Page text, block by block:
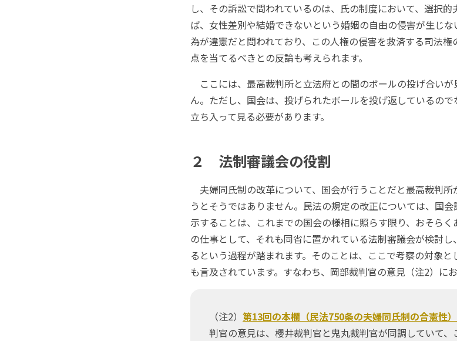
し、その訴訟で問われているのは、氏の制度において、選択
ば、女性差別や結婚できないという婚姻の自由の侵害が生じ
為が違憲だと問われており、この人権の侵害を救済する司法
点を当てるべきとの反論も考えられます。
ここには、最高裁判所と立法府との間のボールの投げ合い
ん。ただし、国会は、投げられたボールを投げ返しているの
立ち入って見る必要があります。
２ 法制審議会の役割
夫婦同氏制の改革について、国会が行うことだと最高裁判
うとそうではありません。民法の規定の改正については、国
示することは、これまでの国会の様相に照らす限り、おそら
の仕事として、それも同省に置かれている法制審議会が検討
るという過程が踏まれます。そのことは、ここで考察の対象
も言及されています。すなわち、岡部裁判官の意見（注2）に
（注2） 第13回の本欄（民法750条の夫婦同氏制の合憲性）
判官の意見は、櫻井裁判官と鬼丸裁判官が同調していて